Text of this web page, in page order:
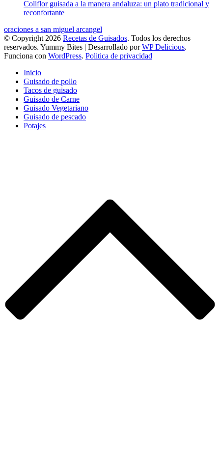
Coliflor guisada a la manera andaluza: un plato tradicional y
reconfortante
oraciones a san miguel arcangel
© Copyright 2026 Recetas de Guisados. Todos los derechos
reservados. Yummy Bites | Desarrollado porWP Delicious.
Funciona con WordPress. Politica de privacidad
Inicio
Guisado de pollo
Tacos de guisado
Guisado de Carne
Guisado Vegetariano
Guisado de pescado
Potajes